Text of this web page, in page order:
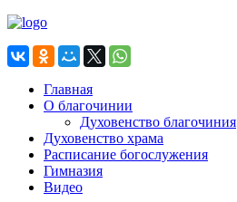
Главная
О благочинии
Духовенство благочиния
Духовенство храма
Расписание богослужения
Гимназия
Видео